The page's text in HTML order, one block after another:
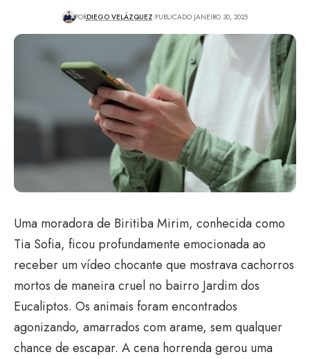
PORDIEGO VELÁZQUEZ PUBLICADO JANEIRO 30, 2025
Uma moradora de Biritiba Mirim, conhecida como
Tia Sofia, ficou profundamente emocionada ao
receber um vídeo chocante que mostrava cachorros
mortos de maneira cruel no bairro Jardim dos
Eucaliptos. Os animais foram encontrados
agonizando, amarrados com arame, sem qualquer
chance de escapar. A cena horrenda gerou uma